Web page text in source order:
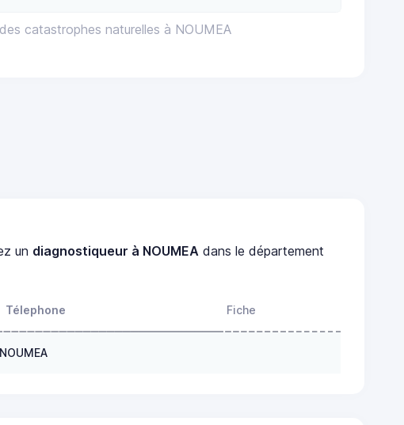
catastrophes naturelles à NOUMEA
un diagnostiqueur à NOUMEA dans le département
Télephone Fiche